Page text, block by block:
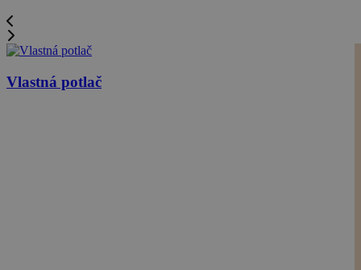
Vlastná potlač